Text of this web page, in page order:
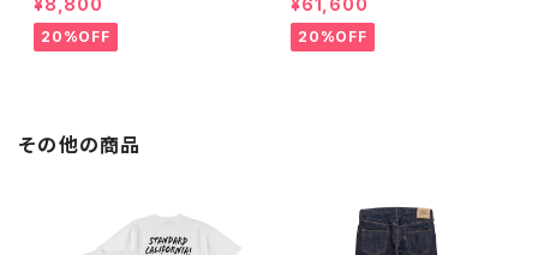
¥8,800
20%OFF
¥61,600
20%OFF
その他の商品